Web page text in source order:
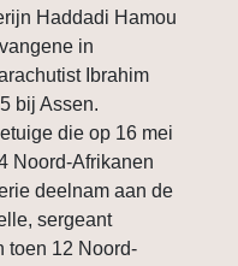
Haddadi Hamou
in
Ibrahim
bij Assen.
die op 16 mei
Noord-Afrikanen
deelnam aan de
sergeant
toen 12 Noord-